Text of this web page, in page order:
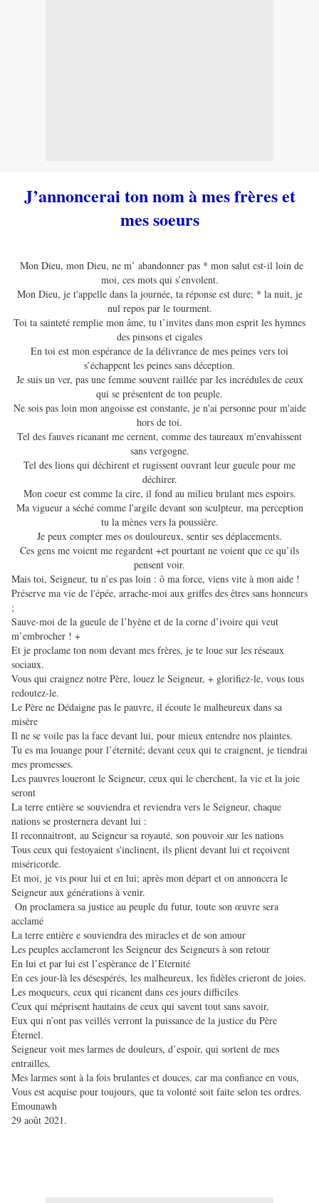
J’annoncerai ton nom à mes frères et
mes soeurs
Mon Dieu, mon Dieu, ne m’ abandonner pas * mon salut est-il loin de
moi, ces mots qui s’envolent.
Mon Dieu, je t'appelle dans la journée, ta réponse est dure; * la nuit, je
nul repos par le tourment.
Toi ta sainteté remplie mon âme, tu t’invites dans mon esprit les hymnes
des pinsons et cigales
En toi est mon espérance de la délivrance de mes peines vers toi
s’échappent les peines sans déception.
Je suis un ver, pas une femme souvent raillée par les incrédules de ceux
qui se présentent de ton peuple.
Ne sois pas loin mon angoisse est constante, je n'ai personne pour m'aide
hors de toi.
Tel des fauves ricanant me cernent, comme des taureaux m'envahissent
sans vergogne.
Tel des lions qui déchirent et rugissent ouvrant leur gueule pour me
déchirer.
Mon coeur est comme la cire, il fond au milieu brulant mes espoirs.
Ma vigueur a séché comme l'argile devant son sculpteur, ma perception
tu la mènes vers la poussière.
Je peux compter mes os douloureux, sentir ses déplacements.
Ces gens me voient me regardent +et pourtant ne voient que ce qu’ils
pensent voir.
Mais toi, Seigneur, tu n’es pas loin : ô ma force, viens vite à mon aide !
Préserve ma vie de l'épée, arrache-moi aux griffes des êtres sans honneurs
;
Sauve-moi de la gueule de l’hyène et de la corne d’ivoire qui veut
m’embrocher ! +
Et je proclame ton nom devant mes frères, je te loue sur les réseaux
sociaux.
Vous qui craignez notre Père, louez le Seigneur, + glorifiez-le, vous tous
redoutez-le.
Le Père ne Dédaigne pas le pauvre, il écoute le malheureux dans sa
misère
Il ne se voile pas la face devant lui, pour mieux entendre nos plaintes.
Tu es ma louange pour l’éternité; devant ceux qui te craignent, je tiendrai
mes promesses.
Les pauvres loueront le Seigneur, ceux qui le cherchent, la vie et la joie
seront
La terre entière se souviendra et reviendra vers le Seigneur, chaque
nations se prosternera devant lui :
Il reconnaitront, au Seigneur sa royauté, son pouvoir sur les nations
Tous ceux qui festoyaient s'inclinent, ils plient devant lui et reçoivent
miséricorde.
Et moi, je vis pour lui et en lui; après mon départ et on annoncera le
Seigneur aux générations à venir.
On proclamera sa justice au peuple du futur, toute son œuvre sera
acclamé
La terre entière e souviendra des miracles et de son amour
Les peuples acclameront les Seigneur des Seigneurs à son retour
En lui et par lui est l’espèrance de l’Eternité
En ces jour-là les désespérés, les malheureux, les fidèles crieront de joies.
Les moqueurs, ceux qui ricanent dans ces jours difficiles
Ceux qui méprisent hautains de ceux qui savent tout sans savoir,
Eux qui n’ont pas veillés verront la puissance de la justice du Père
Éternel.
Seigneur voit mes larmes de douleurs, d’espoir, qui sortent de mes
entrailles,
Mes larmes sont à la fois brulantes et douces, car ma confiance en vous,
Vous est acquise pour toujours, que ta volonté soit faite selon tes ordres.
Emounawh
29 août 2021.